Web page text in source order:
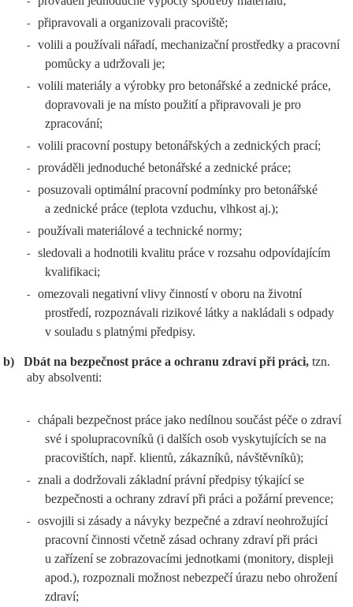
- připravovali a organizovali pracoviště;
-
volili a používali nářadí, mechanizační prostředky a pracovní
pomůcky a udržovali je;
-
volili materiály a výrobky pro betonářské a zednické práce,
dopravovali je na místo použití a připravovali je pro
zpracování;
- volili pracovní postupy betonářských a zednických prací;
- prováděli jednoduché betonářské a zednické práce;
-
posuzovali optimální pracovní podmínky pro betonářské
a zednické práce (teplota vzduchu, vlhkost aj.);
- používali materiálové a technické normy;
-
sledovali a hodnotili kvalitu práce v rozsahu odpovídajícím
kvalifikaci;
-
omezovali negativní vlivy činností v oboru na životní
prostředí, rozpoznávali rizikové látky a nakládali s odpady
v souladu s platnými předpisy.
b) Dbát na bezpečnost práce a ochranu zdraví při práci, tzn.
aby absolventi:
-
chápali bezpečnost práce jako nedílnou součást péče o zdraví
své i spolupracovníků (i dalších osob vyskytujících se na
pracovištích, např. klientů, zákazníků, návštěvníků);
-
znali a dodržovali základní právní předpisy týkající se
bezpečnosti a ochrany zdraví při práci a požární prevence;
-
osvojili si zásady a návyky bezpečné a zdraví neohrožující
pracovní činnosti včetně zásad ochrany zdraví při práci
u zařízení se zobrazovacími jednotkami (monitory, displeji
apod.), rozpoznali možnost nebezpečí úrazu nebo ohrožení
zdraví;